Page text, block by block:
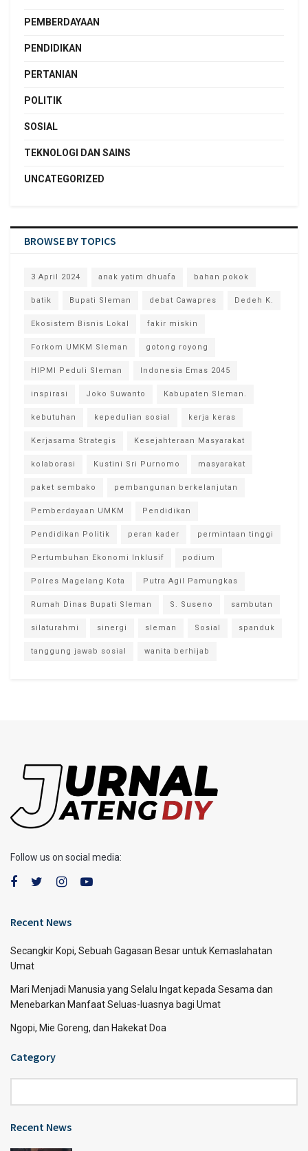
PEMBERDAYAAN
PENDIDIKAN
PERTANIAN
POLITIK
SOSIAL
TEKNOLOGI DAN SAINS
UNCATEGORIZED
BROWSE BY TOPICS
3 April 2024 anak yatim dhuafa bahan pokok
batik Bupati Sleman debat Cawapres Dedeh K.
Ekosistem Bisnis Lokal fakir miskin
Forkom UMKM Sleman gotong royong
HIPMI Peduli Sleman Indonesia Emas 2045
inspirasi Joko Suwanto Kabupaten Sleman.
kebutuhan kepedulian sosial kerja keras
Kerjasama Strategis Kesejahteraan Masyarakat
kolaborasi Kustini Sri Purnomo masyarakat
paket sembako pembangunan berkelanjutan
Pemberdayaan UMKM Pendidikan
Pendidikan Politik peran kader permintaan tinggi
Pertumbuhan Ekonomi Inklusif podium
Polres Magelang Kota Putra Agil Pamungkas
Rumah Dinas Bupati Sleman S. Suseno sambutan
silaturahmi sinergi sleman Sosial spanduk
tanggung jawab sosial wanita berhijab
Follow us on social media:
Recent News
Secangkir Kopi, Sebuah Gagasan Besar untuk Kemaslahatan
Umat
Mari Menjadi Manusia yang Selalu Ingat kepada Sesama dan
Menebarkan Manfaat Seluas-luasnya bagi Umat
Ngopi, Mie Goreng, dan Hakekat Doa
Category
Recent News